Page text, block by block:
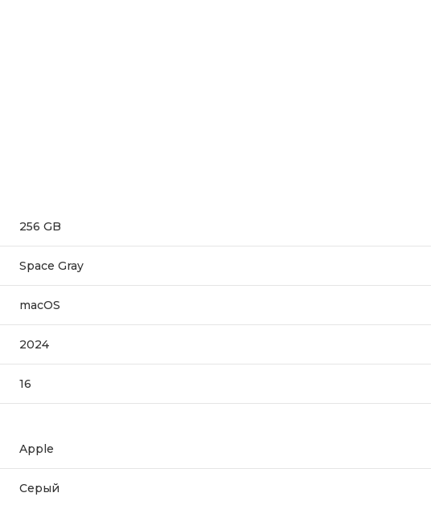
256 GB
Space Gray
macOS
2024
16
Apple
Серый